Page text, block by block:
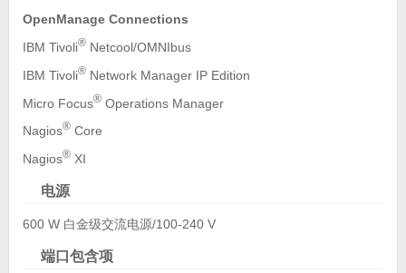
OpenManage Connections
IBM Tivoli®Netcool/OMNIbus
IBM Tivoli®Network Manager IP Edition
Micro Focus®Operations Manager
Nagios®Core
Nagios®XI
电源
600 W 白金级交流电源/100-240 V
端口包含项